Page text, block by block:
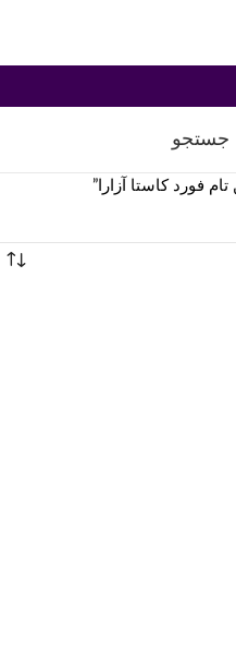
جستجو
فورد کاستا آزارا”